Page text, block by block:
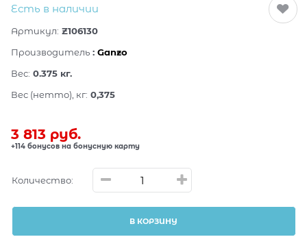
Есть в наличии
Артикул: Z106130
Производитель : Ganzo
Вес: 0.375 кг.
Вес (нетто), кг: 0,375
3 813 руб.
+114 бонусов на бонусную карту
Количество:
В КОРЗИНУ